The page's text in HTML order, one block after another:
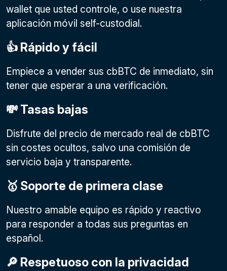
wallet que usted controle, o use nuestra
aplicación móvil self-custodial.
👍 Rápido y fácil
Empiece a vender sus cbBTC de inmediato, sin
tener que esperar a una verificación.
💸 Tasas bajas
Disfrute del precio de mercado real de cbBTC
sin costes ocultos, salvo una comisión de
servicio baja y transparente.
🥇 Soporte de primera clase
Nuestro amable equipo es rápido y reactivo
para responder a todas sus preguntas en
español.
🔎 Respetuoso con la privacidad